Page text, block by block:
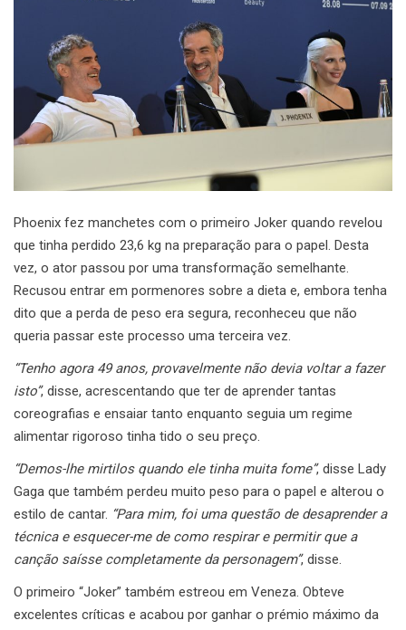
Phoenix fez manchetes com o primeiro Joker quando revelou
que tinha perdido 23,6 kg na preparação para o papel. Desta
vez, o ator passou por uma transformação semelhante.
Recusou entrar em pormenores sobre a dieta e, embora tenha
dito que a perda de peso era segura, reconheceu que não
queria passar este processo uma terceira vez.
“Tenho agora 49 anos, provavelmente não devia voltar a fazer
isto”, disse, acrescentando que ter de aprender tantas
coreografias e ensaiar tanto enquanto seguia um regime
alimentar rigoroso tinha tido o seu preço.
“Demos-lhe mirtilos quando ele tinha muita fome”, disse Lady
Gaga que também perdeu muito peso para o papel e alterou o
estilo de cantar. “Para mim, foi uma questão de desaprender a
técnica e esquecer-me de como respirar e permitir que a
canção saísse completamente da personagem”, disse.
O primeiro “Joker” também estreou em Veneza. Obteve
excelentes críticas e acabou por ganhar o prémio máximo da